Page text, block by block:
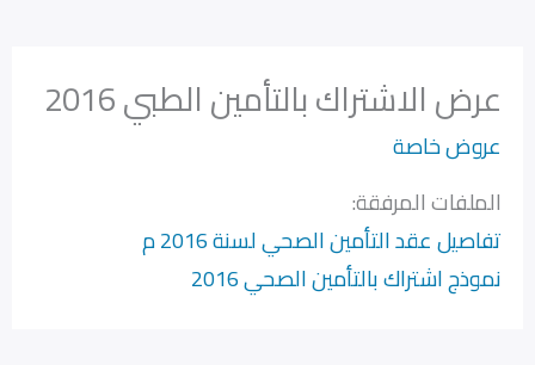
عرض الاشتراك بالتأمين الطبي 2016
عروض خاصة
الملفات المرفقة:
تفاصيل عقد التأمين الصحي لسنة 2016 م
نموذج اشتراك بالتأمين الصحي 2016